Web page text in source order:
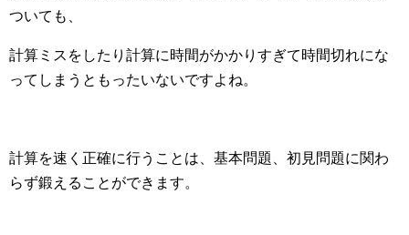
ついても、
計算ミスをしたり計算に時間がかかりすぎて時間切れにな
ってしまうともったいないですよね。
計算を速く正確に行うことは、基本問題、初見問題に関わ
らず鍛えることができます。